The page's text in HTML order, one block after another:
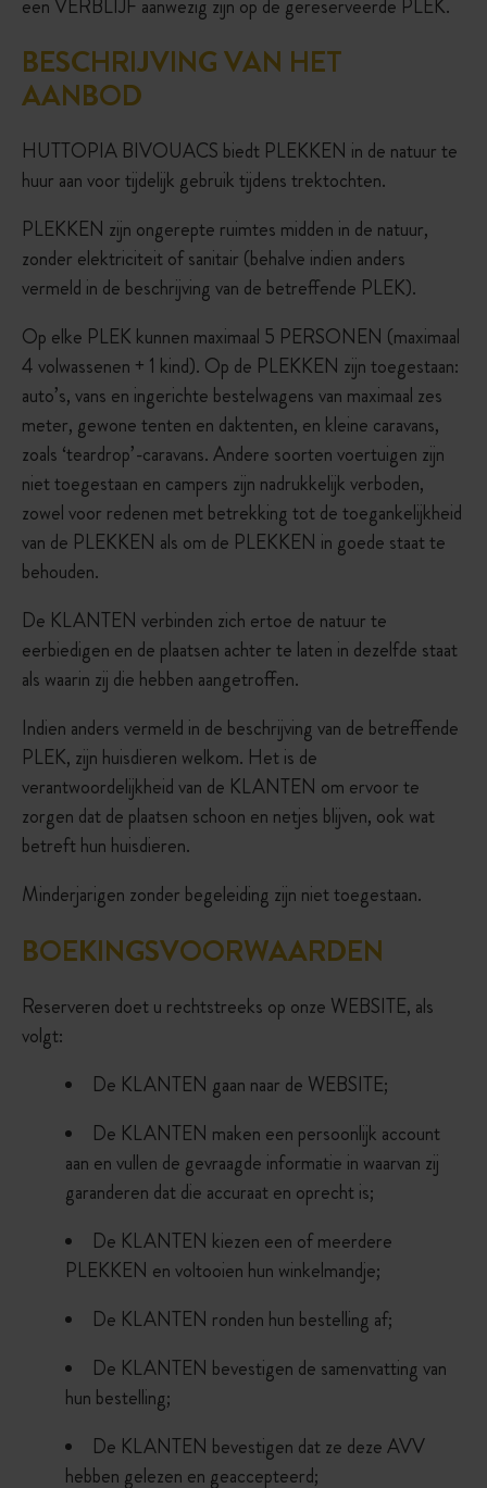
een VERBLIJF aanwezig zijn op de gereserveerde PLEK.
BESCHRIJVING VAN HET
AANBOD
HUTTOPIA BIVOUACS biedt PLEKKEN in de natuur te
huur aan voor tijdelijk gebruik tijdens trektochten.
PLEKKEN zijn ongerepte ruimtes midden in de natuur,
zonder elektriciteit of sanitair (behalve indien anders
vermeld in de beschrijving van de betreffende PLEK).
Op elke PLEK kunnen maximaal 5 PERSONEN (maximaal
4 volwassenen + 1 kind). Op de PLEKKEN zijn toegestaan:
auto’s, vans en ingerichte bestelwagens van maximaal zes
meter, gewone tenten en daktenten, en kleine caravans,
zoals ‘teardrop’-caravans. Andere soorten voertuigen zijn
niet toegestaan en campers zijn nadrukkelijk verboden,
zowel voor redenen met betrekking tot de toegankelijkheid
van de PLEKKEN als om de PLEKKEN in goede staat te
behouden.
De KLANTEN verbinden zich ertoe de natuur te
eerbiedigen en de plaatsen achter te laten in dezelfde staat
als waarin zij die hebben aangetroffen.
Indien anders vermeld in de beschrijving van de betreffende
PLEK, zijn huisdieren welkom. Het is de
verantwoordelijkheid van de KLANTEN om ervoor te
zorgen dat de plaatsen schoon en netjes blijven, ook wat
betreft hun huisdieren.
Minderjarigen zonder begeleiding zijn niet toegestaan.
BOEKINGSVOORWAARDEN
Reserveren doet u rechtstreeks op onze WEBSITE, als
volgt:
De KLANTEN gaan naar de WEBSITE;
De KLANTEN maken een persoonlijk account
aan en vullen de gevraagde informatie in waarvan zij
garanderen dat die accuraat en oprecht is;
De KLANTEN kiezen een of meerdere
PLEKKEN en voltooien hun winkelmandje;
De KLANTEN ronden hun bestelling af;
De KLANTEN bevestigen de samenvatting van
hun bestelling;
De KLANTEN bevestigen dat ze deze AVV
hebben gelezen en geaccepteerd;